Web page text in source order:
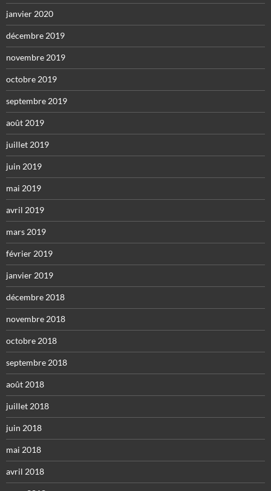
janvier 2020
décembre 2019
novembre 2019
octobre 2019
septembre 2019
août 2019
juillet 2019
juin 2019
mai 2019
avril 2019
mars 2019
février 2019
janvier 2019
décembre 2018
novembre 2018
octobre 2018
septembre 2018
août 2018
juillet 2018
juin 2018
mai 2018
avril 2018